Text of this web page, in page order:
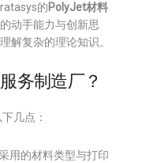
的PolyJet材料
动手能力与创新思
解复杂的理论知识。
务制造厂？
几点：
用的材料类型与打印